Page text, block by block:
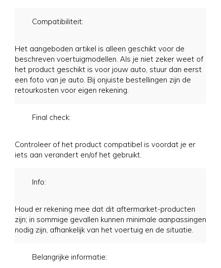
Compatibiliteit:
Het aangeboden artikel is alleen geschikt voor de
beschreven voertuigmodellen. Als je niet zeker weet of
het product geschikt is voor jouw auto, stuur dan eerst
een foto van je auto. Bij onjuiste bestellingen zijn de
retourkosten voor eigen rekening.
Final check:
Controleer of het product compatibel is voordat je er
iets aan verandert en/of het gebruikt.
Info:
Houd er rekening mee dat dit aftermarket-producten
zijn; in sommige gevallen kunnen minimale aanpassingen
nodig zijn, afhankelijk van het voertuig en de situatie.
Belangrijke informatie: